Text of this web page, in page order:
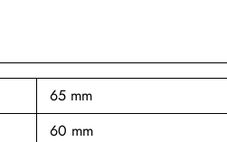
65 mm
60 mm